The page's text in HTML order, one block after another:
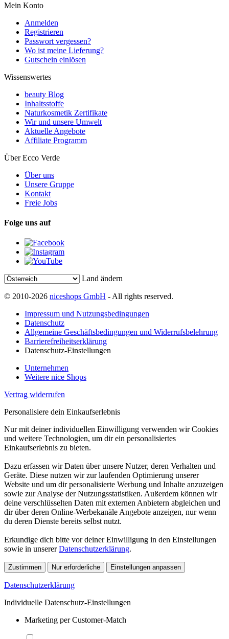
Mein Konto
Anmelden
Registrieren
Passwort vergessen?
Wo ist meine Lieferung?
Gutschein einlösen
Wissenswertes
beauty Blog
Inhaltsstoffe
Naturkosmetik Zertifikate
Wir und unsere Umwelt
Aktuelle Angebote
Affiliate Programm
Über Ecco Verde
Über uns
Unsere Gruppe
Kontakt
Freie Jobs
Folge uns auf
Land ändern
© 2010-2026 niceshops GmbH - All rights reserved.
Impressum und Nutzungsbedingungen
Datenschutz
Allgemeine Geschäftsbedingungen und Widerrufsbelehrung
Barrierefreiheitserklärung
Datenschutz-Einstellungen
Unternehmen
Weitere nice Shops
Vertrag widerrufen
Personalisiere dein Einkaufserlebnis
Nur mit deiner individuellen Einwilligung verwenden wir Cookies
und weitere Technologien, um dir ein personalisiertes
Einkaufserlebnis zu bieten.
Dazu erfassen wir Daten über unsere Nutzer, deren Verhalten und
Geräte. Diese nutzen wir zur laufenden Optimierung unserer
Website und um dir personalisierte Werbung und Inhalte anzuzeigen
sowie zur Analyse der Nutzungsstatistiken. Außerdem können wir
deine verschlüsselten Daten mit externen Anbietern abgleichen und
dir über deren Online-Werbekanäle Angebote anzeigen, nur wenn
du deren Dienste bereits selbst nutzt.
Erkundige dich bitte vor deiner Einwilligung in den Einstellungen
sowie in unsererDatenschutzerklärung.
Zustimmen Nur erforderliche Einstellungen anpassen
Datenschutzerklärung
Individuelle Datenschutz-Einstellungen
Marketing per Customer-Match